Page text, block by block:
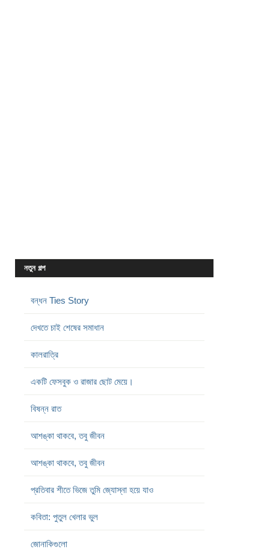
নতুন গল্প
বন্ধন Ties Story
দেখতে চাই শেষের সমাধান
কালরাত্রি
একটি ফেসবুক ও রাজার ছোট মেয়ে।
বিষন্ন রাত
আশঙ্কা থাকবে, তবু জীবন
আশঙ্কা থাকবে, তবু জীবন
প্রতিবার শীতে ভিজে তুমি জ্যোস্না হয়ে যাও
কবিতা: পুতুল খেলার ভুল
জোনাকিগুলো